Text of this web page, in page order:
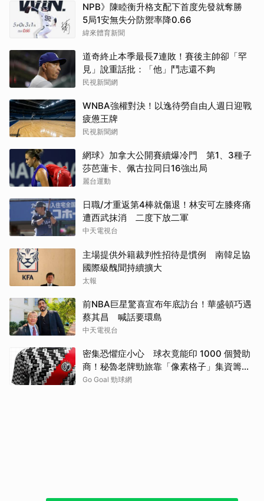
NPB》陳睦衡升格支配下首度先發就奪勝
5局1安無失分防禦率降0.66
緯來體育新聞
道奇終止本季最長7連敗！賽後主帥卻「罕
見」說重話批：「他」鬥志還不夠
民視新聞網
WNBA強權對決！以逸待勞自由人週日迎戰
疲憊王牌
民視新聞網
網球》加拿大公開賽續爆冷門 第1、3種子
莎芭蓮卡、佩古拉同日16強出局
麗台運動
日職/才重返第4棒就傷退！林安可左膝疼痛
遭西武抹消 二度下放二軍
中天電視台
主場提供外籍裁判性招待是慣例 南韓足協
國際級醜聞持續擴大
太報
前NBA巨星驚喜宣布年底訪台！華盛頓巧遇
蔡其昌 喊話要環島
中天電視台
密集恐懼症小心 球衣竟能印 1000 個贊助
商！秘魯老牌勁旅靠「像素格子」集資籌得
7.5 萬美元
Go Goal 勁球網